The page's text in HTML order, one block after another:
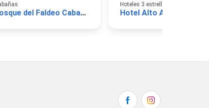
Bosque del Faldeo Cabañas
Hoteles 3 estrellas
Hotel Alto Andino